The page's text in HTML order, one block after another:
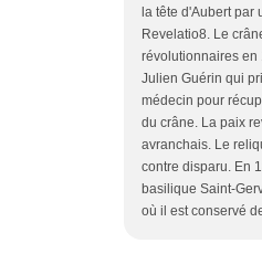
la tête d'Aubert par
Revelatio8. Le
révolutionnaires en
Julien Guérin qui
médecin pour
du crâne. La paix
avranchais. Le
contre disparu. En
basilique Saint-
où il est conservé